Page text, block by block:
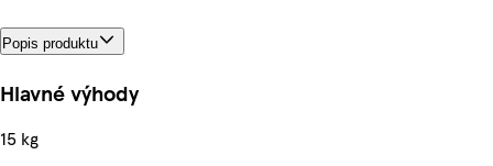
Popis produktu
Hlavné výhody
15 kg